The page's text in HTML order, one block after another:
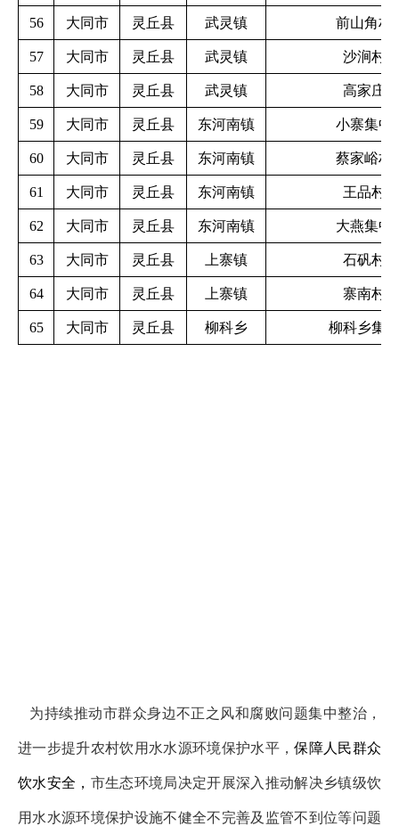
56 大同市 灵丘县 武灵镇 前山角村
57 大同市 灵丘县 武灵镇 沙涧村
58 大同市 灵丘县 武灵镇 高家庄
59 大同市 灵丘县 东河南镇 小寨集中
60 大同市 灵丘县 东河南镇 蔡家峪村
61 大同市 灵丘县 东河南镇 王品村
62 大同市 灵丘县 东河南镇 大燕集中
63 大同市 灵丘县 上寨镇 石矾村
64 大同市 灵丘县 上寨镇 寨南村
65 大同市 灵丘县 柳科乡 柳科乡集
为持续推动市群众身边不正之风和腐败问题集中整治，
进一步提升农村饮用水水源环境保护水平，保障人民群众
饮水安全， 市生态环境局决定开展深入推动解决乡镇级饮
用水水源环境保护设施不健全不完善及监管不到位等问题